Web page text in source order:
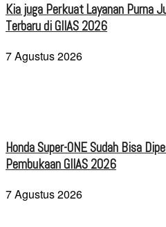
Kia juga Perkuat Layanan Purna
Terbaru di GIIAS 2026
7 Agustus 2026
Honda Super-ONE Sudah Bisa
Pembukaan GIIAS 2026
7 Agustus 2026